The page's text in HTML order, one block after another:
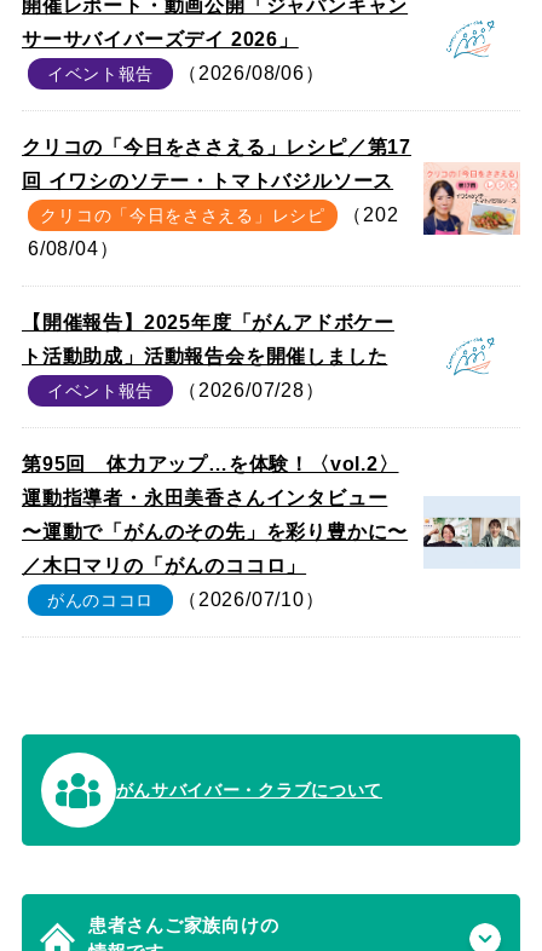
開催レポート・動画公開「ジャパンキャン
サーサバイバーズデイ 2026」
イベント報告 （2026/08/06）
クリコの「今日をささえる」レシピ／第17
回 イワシのソテー・トマトバジルソース
クリコの「今日をささえる」レシピ
（202
6/08/04）
【開催報告】2025年度「がんアドボケー
ト活動助成」活動報告会を開催しました
イベント報告 （2026/07/28）
第95回 体力アップ…を体験！〈vol.2〉
運動指導者・永田美香さんインタビュー
〜運動で「がんのその先」を彩り豊かに〜
／木口マリの「がんのココロ」
がんのココロ （2026/07/10）
がんサバイバー・クラブについて
患者さんご家族向けの